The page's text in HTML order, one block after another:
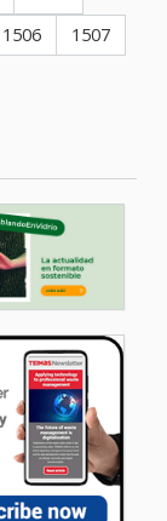
1506
1507